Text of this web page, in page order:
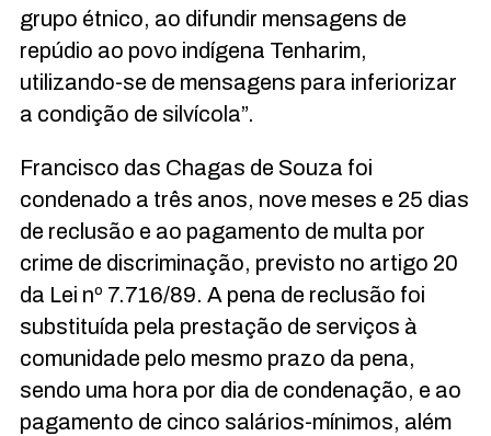
grupo étnico, ao difundir mensagens de
repúdio ao povo indígena Tenharim,
utilizando-se de mensagens para inferiorizar
a condição de silvícola”.
Francisco das Chagas de Souza foi
condenado a três anos, nove meses e 25 dias
de reclusão e ao pagamento de multa por
crime de discriminação, previsto no artigo 20
da Lei nº 7.716/89. A pena de reclusão foi
substituída pela prestação de serviços à
comunidade pelo mesmo prazo da pena,
sendo uma hora por dia de condenação, e ao
pagamento de cinco salários-mínimos, além